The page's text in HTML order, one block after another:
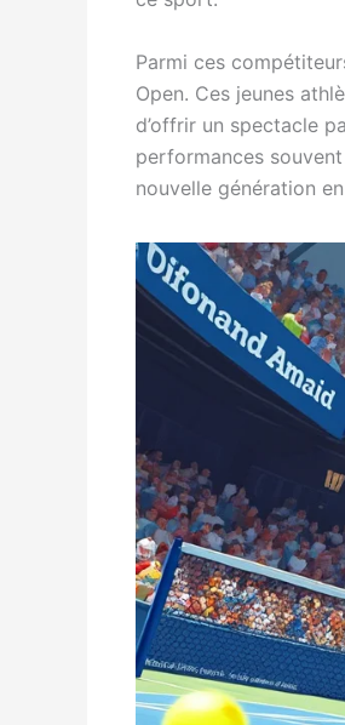
Parmi ces
Open. Ces jeunes
d’offrir un spectacle
performances
nouvelle génération